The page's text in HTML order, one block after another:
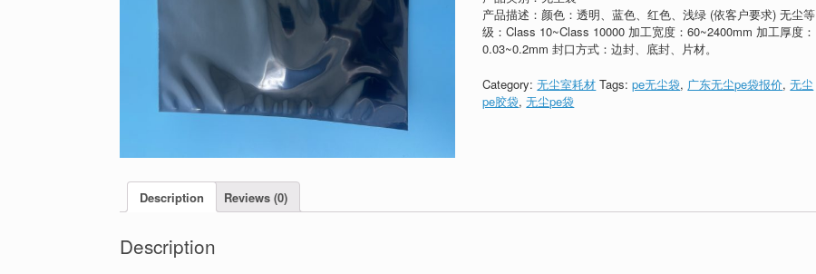
产品描述：颜色：透明、蓝色、红色、浅绿 (依客户要求) 无尘等
级：Class 10~Class 10000 加工宽度：60~2400mm 加工厚度：
0.03~0.2mm 封口方式：边封、底封、片材。
Category:无尘室耗材 Tags:pe无尘袋, 广东无尘pe袋报价,无尘
pe胶袋,无尘pe袋
Description Reviews (0)
Description